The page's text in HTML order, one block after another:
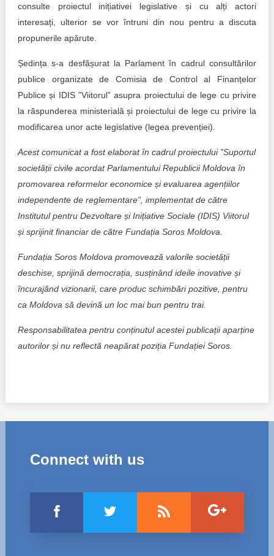
consulte proiectul inițiativei legislative și cu alți actori
interesați, ulterior se vor întruni din nou pentru a discuta
propunerile apărute.
Ședința s-a desfășurat la Parlament în cadrul consultărilor
publice organizate de Comisia de Control al Finanțelor
Publice și IDIS ”Viitorul” asupra proiectului de lege cu privire
la răspunderea ministerială și proiectului de lege cu privire la
modificarea unor acte legislative (legea prevenției).
Acest comunicat a fost elaborat în cadrul proiectului ”Suportul
societății civile acordat Parlamentului Republicii Moldova în
promovarea reformelor economice și evaluarea agențiilor
independente de reglementare”, implementat de către
Institutul pentru Dezvoltare și Inițiative Sociale (IDIS) Viitorul
și sprijinit financiar de către Fundația Soros Moldova.
Fundația Soros Moldova promovează valorile societății
deschise, sprijină democrația, susținând ideile inovative și
încurajând vizionarii, care produc schimbări pozitive, pentru
ca Moldova să devină un loc mai bun pentru trai.
Responsabilitatea pentru conținutul acestei publicații aparține
autorilor și nu reflectă neapărat poziția Fundației Soros.
Connect with us